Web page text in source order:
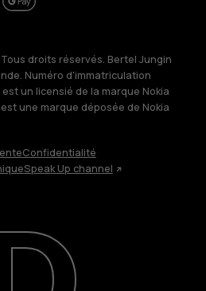
droits réservés. Bertel Jungin
Numéro d'immatriculation
un licensié de la marque Nokia
une marque déposée de Nokia
Confidentialité
Speak Up channel